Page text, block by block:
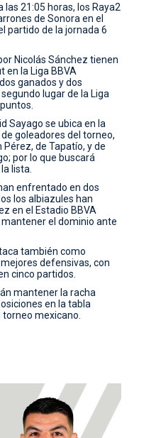
las 21:05 horas, los Raya2
de Sonora en el
partido de la jornada 6
Nicolás Sánchez tienen
en la Liga BBVA
ganados y dos
lugar de la Liga
Sayago se ubica en la
goleadores del torneo,
de Tapatío, y de
por lo que buscará
lista.
enfrentado en dos
los albiazules han
en el Estadio BBVA
el dominio ante
también como
defensivas, con
cinco partidos.
mantener la racha
en la tabla
mexicano.